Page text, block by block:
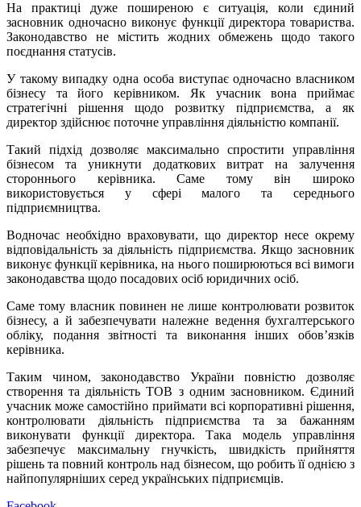
На практиці дуже поширеною є ситуація, коли єдиний
засновник одночасно виконує функції директора товариства.
Законодавство не містить жодних обмежень щодо такого
поєднання статусів.
У такому випадку одна особа виступає одночасно власником
бізнесу та його керівником. Як учасник вона приймає
стратегічні рішення щодо розвитку підприємства, а як
директор здійснює поточне управління діяльністю компанії.
Такий підхід дозволяє максимально спростити управління
бізнесом та уникнути додаткових витрат на залучення
стороннього керівника. Саме тому він широко
використовується у сфері малого та середнього
підприємництва.
Водночас необхідно враховувати, що директор несе окрему
відповідальність за діяльність підприємства. Якщо засновник
виконує функції керівника, на нього поширюються всі вимоги
законодавства щодо посадових осіб юридичних осіб.
Саме тому власник повинен не лише контролювати розвиток
бізнесу, а й забезпечувати належне ведення бухгалтерського
обліку, подання звітності та виконання інших обов’язків
керівника.
Таким чином, законодавство України повністю дозволяє
створення та діяльність ТОВ з одним засновником. Єдиний
учасник може самостійно приймати всі корпоративні рішення,
контролювати діяльність підприємства та за бажанням
виконувати функції директора. Така модель управління
забезпечує максимальну гнучкість, швидкість прийняття
рішень та повний контроль над бізнесом, що робить її однією з
найпопулярніших серед українських підприємців.